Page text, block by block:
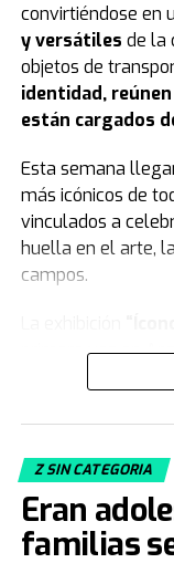
convirtiéndose en
y versátiles de la
objetos de
identidad,
están cargados
Esta semana
más icónicos de
vinculados a
huella en el arte,
campos.
primera vez en
Santiago de Chile.
Acacia Echazarreta
Curaduría de la
muestra. “Nuestra
vestuario y
Z SIN CATEGORIA
Eran
familias